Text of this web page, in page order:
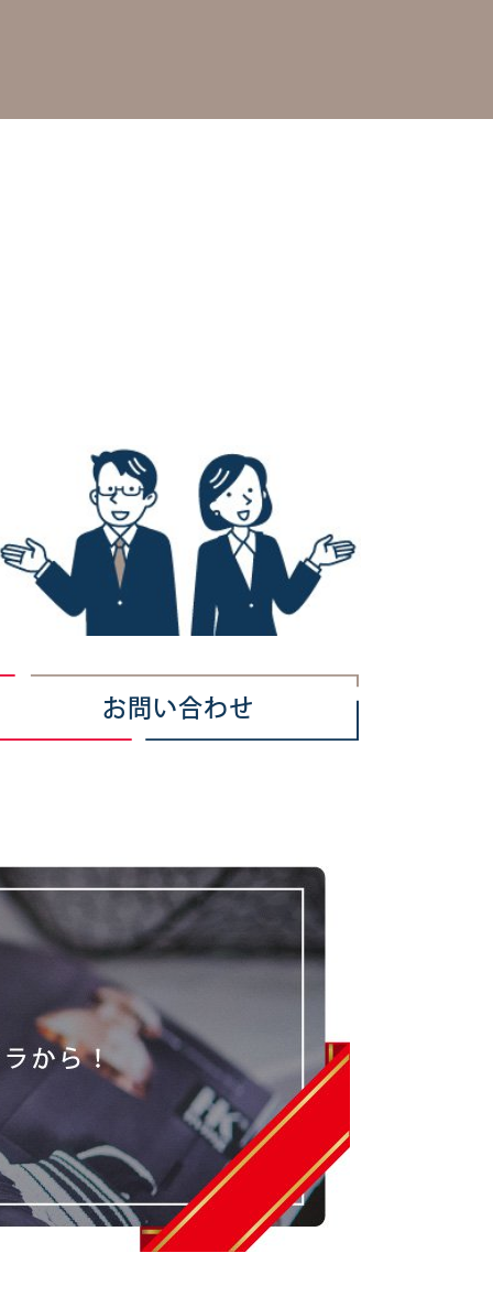
お問い合わせ